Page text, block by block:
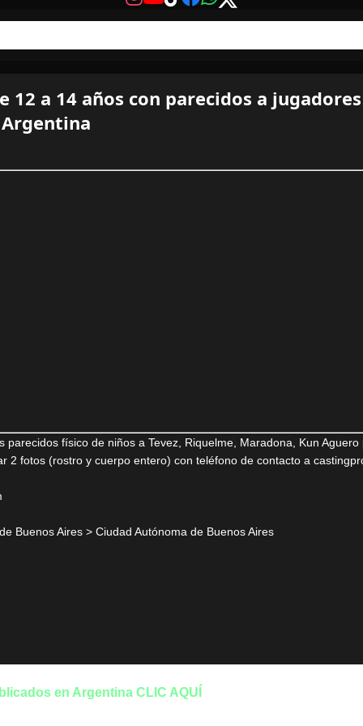
12 a 14 años con parecidos a
parecidos físico de niños a Tevez, Riquelme, Maradona, Kun
2 fotos (rostro y cuerpo entero) con teléfono de contacto a
Buenos Aires > Ciudad Autónoma de Buenos Aires
en Argentina CLIC AQUÍ